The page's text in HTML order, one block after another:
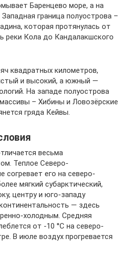
Баренцево море, а на
граница полуострова –
которая протянулась от
реки Кола до Кандалакшского
квадратных километров,
и высокий, а южный —
На западе полуострова
– Хибины и Ловозёрские
гряда Кейвы.
весьма
Теплое Северо-
согревает его на северо-
мягкий субарктический,
центру и юго-западу
— здесь
холодным. Средняя
от -10 °C на северо-
В июле воздух прогревается